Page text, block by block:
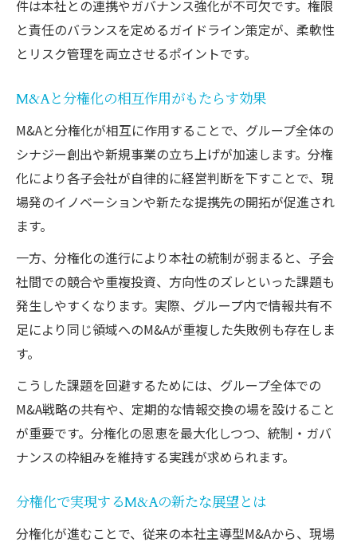
グループ経営最適化へ分権化が生む効果
M&A分権化でグループ経営が効率化する理
由
る仕組み
グループ全体でM&A分権化を活かす実務的
工夫
分権化がもたらすグループ経営の透明性向
上
件は本社との連携やガバナンス強化が不可欠です。権限
と責任のバランスを定めるガイドライン策定が、柔軟性
とリスク管理を両立させるポイントです。
M&Aと分権化の相互作用がもたらす効果
M&Aと分権化が相互に作用することで、グループ全体の
シナジー創出や新規事業の立ち上げが加速します。分権
化により各子会社が自律的に経営判断を下すことで、現
場発のイノベーションや新たな提携先の開拓が促進され
ます。
一方、分権化の進行により本社の統制が弱まると、子会
社間での競合や重複投資、方向性のズレといった課題も
発生しやすくなります。実際、グループ内で情報共有不
足により同じ領域へのM&Aが重複した失敗例も存在しま
す。
こうした課題を回避するためには、グループ全体での
M&A戦略の共有や、定期的な情報交換の場を設けること
が重要です。分権化の恩恵を最大化しつつ、統制・ガバ
ナンスの枠組みを維持する実践が求められます。
分権化で実現するM&Aの新たな展望とは
分権化が進むことで、従来の本社主導型M&Aから、現場